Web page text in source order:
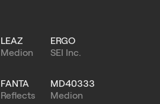
LEAZ
Medion
ERGO
SEI Inc.
FANTA
Reflects
MD40333
Medion